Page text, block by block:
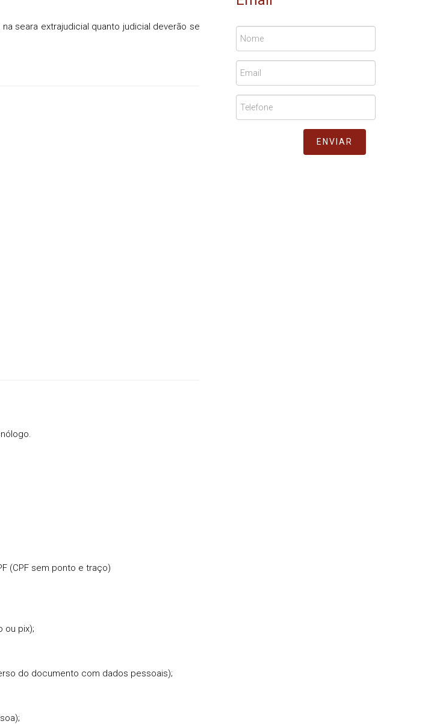
seara extrajudicial quanto judicial deverão se
(CPF sem ponto e traço)
ou pix);
do documento com dados pessoais);